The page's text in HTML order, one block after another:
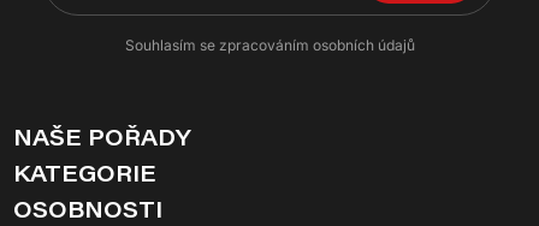
Souhlasím se zpracováním osobních údajů
NAŠE POŘADY
KATEGORIE
OSOBNOSTI